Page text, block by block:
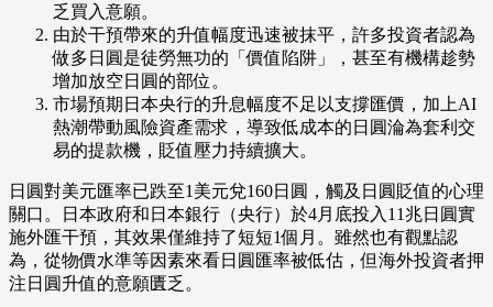
乏買入意願。
由於干預帶來的升值幅度迅速被抹平，許多投資者認為
做多日圓是徒勞無功的「價值陷阱」，甚至有機構趁勢
增加放空日圓的部位。
市場預期日本央行的升息幅度不足以支撐匯價，加上AI
熱潮帶動風險資產需求，導致低成本的日圓淪為套利交
易的提款機，貶值壓力持續擴大。
日圓對美元匯率已跌至1美元兌160日圓，觸及日圓貶值的心理
關口。日本政府和日本銀行（央行）於4月底投入11兆日圓實
施外匯干預，其效果僅維持了短短1個月。雖然也有觀點認
為，從物價水準等因素來看日圓匯率被低估，但海外投資者押
注日圓升值的意願匱乏。